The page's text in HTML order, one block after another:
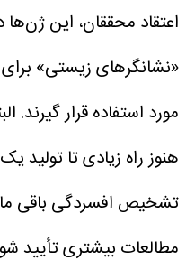
اعتقاد محققان، این
«نشانگرهای زیستی»
مورد استفاده قرار گیرند.
هنوز راه زیادی تا تولید
تشخیص افسردگی باقی
مطالعات بیشتری تأیید